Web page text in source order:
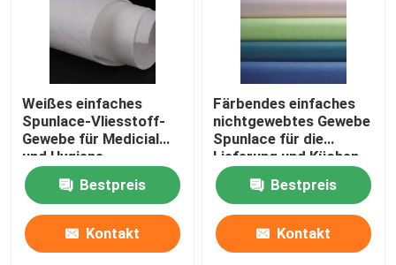
Weißes einfaches
Spunlace-Vliesstoff-
Gewebe für Medicial
und Hygiene
Bestpreis
Kontakt
Färbendes einfaches
nichtgewebtes Gewebe
Spunlace für die
Lieferung und Küchen-
Reinigung
Bestpreis
Kontakt